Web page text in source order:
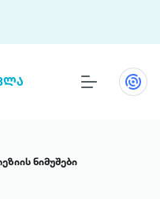
და 5
აერთიანებს.
ნიმუშები